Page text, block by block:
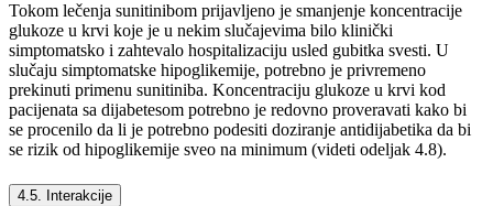
Tokom lečenja sunitinibom prijavljeno je smanjenje koncentracije
glukoze u krvi koje je u nekim slučajevima bilo klinički
simptomatsko i zahtevalo hospitalizaciju usled gubitka svesti. U
slučaju simptomatske hipoglikemije, potrebno je privremeno
prekinuti primenu sunitiniba. Koncentraciju glukoze u krvi kod
pacijenata sa dijabetesom potrebno je redovno proveravati kako bi
se procenilo da li je potrebno podesiti doziranje antidijabetika da bi
se rizik od hipoglikemije sveo na minimum (videti odeljak 4.8).
4.5. Interakcije